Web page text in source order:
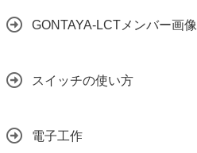
GONTAYA-LCTメンバー画像
スイッチの使い方
電子工作